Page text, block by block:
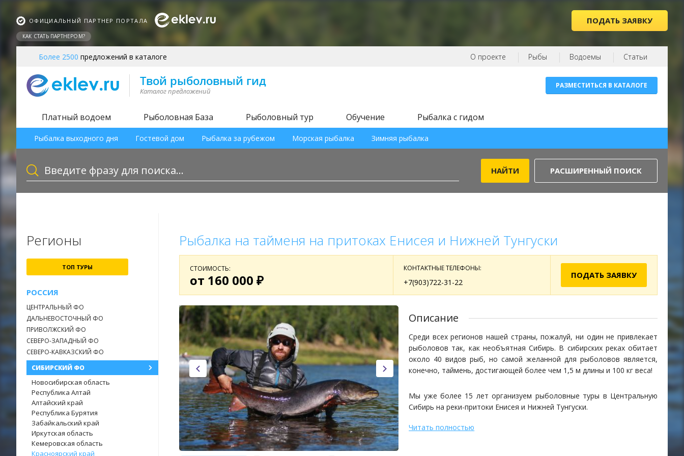
ОФИЦИАЛЬНЫЙ ПАРТНЕР ПОРТАЛА
КАК СТАТЬ ПАРТНЕРОМ?
ПОДАТЬ ЗАЯВКУ
Более 2500 предложений в каталоге О проекте Рыбы Водоемы Статьи
РАЗМЕСТИТЬСЯ В КАТАЛОГЕ
Платный водоем Рыболовная База Рыболовный тур Обучение Рыбалка с гидом
Рыбалка выходного дня Гостевой дом Рыбалка за рубежом Морская рыбалка Зимняя рыбалка
РАСШИРЕННЫЙ ПОИСК
Регионы
ТОП ТУРЫ
РОССИЯ
ЦЕНТРАЛЬНЫЙ ФО
ДАЛЬНЕВОСТОЧНЫЙ ФО
ПРИВОЛЖСКИЙ ФО
СЕВЕРО-ЗАПАДНЫЙ ФО
СЕВЕРО-КАВКАЗСКИЙ ФО
СИБИРСКИЙ ФО
Новосибирская область
Республика Алтай
Алтайский край
Республика Бурятия
Забайкальский край
Иркутская область
Кемеровская область
Красноярский край
Рыбалка на тайменя на притоках Енисея и Нижней Тунгуски
СТОИМОСТЬ:
от 160 000 ₽
КОНТАКТНЫЕ ТЕЛЕФОНЫ:
+7(903)722-31-22
ПОДАТЬ ЗАЯВКУ
Описание
Среди всех регионов нашей страны, пожалуй, ни один не привлекает
рыболовов так, как необъятная Сибирь. В сибирских реках обитает
около 40 видов рыб, но самой желанной для рыболовов является,
конечно, таймень, достигающей более чем 1,5 м длины и 100 кг веса!
Мы уже более 15 лет организуем рыболовные туры в Центральную
Сибирь на реки-притоки Енисея и Нижней Тунгуски.
Наши рыболовные туры проходят в формате сплавной экспедиции.
Читать полностью